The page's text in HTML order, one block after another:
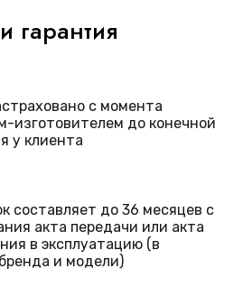
гарантия
с момента
изготовителем до конечной
у клиента
составляет до 36 месяцев с
акта передачи или акта
в эксплуатацию (в
и модели)